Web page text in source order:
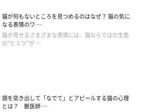
猫が何もないところを見つめるのはなぜ？ 猫の気に
なる表情のワ …
猫が見せるさまざまな表情には、猫ならではの生態
の“ヒミツ”が …
頭を突き出して「なでて」とアピールする猫の心理
とは？ 獣医師 …